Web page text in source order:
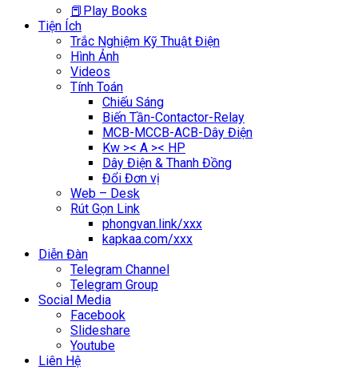
📕Play Books
Tiện Ích
Trắc Nghiệm Kỹ Thuật Điện
Hình Ảnh
Videos
Tính Toán
Chiếu Sáng
Biến Tần-Contactor-Relay
MCB-MCCB-ACB-Dây Điện
Kw >< A >< HP
Dây Điện & Thanh Đồng
Đổi Đơn vị
Web – Desk
Rút Gọn Link
phongvan.link/xxx
kapkaa.com/xxx
Diễn Đàn
Telegram Channel
Telegram Group
Social Media
Facebook
Slideshare
Youtube
Liên Hệ